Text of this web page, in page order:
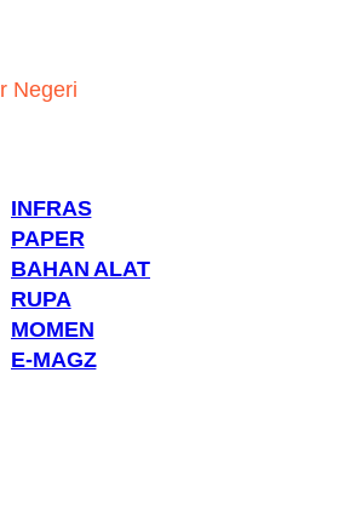
Negeri
INFRAS
PAPER
BAHAN ALAT
RUPA
MOMEN
E-MAGZ